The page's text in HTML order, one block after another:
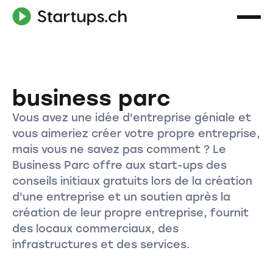
business parc
Vous avez une idée d'entreprise géniale et
vous aimeriez créer votre propre entreprise,
mais vous ne savez pas comment ? Le
Business Parc offre aux start-ups des
conseils initiaux gratuits lors de la création
d'une entreprise et un soutien après la
création de leur propre entreprise, fournit
des locaux commerciaux, des
infrastructures et des services.